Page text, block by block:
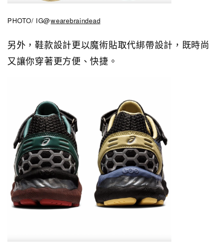
PHOTO/ IG@wearebraindead
另外，鞋款設計更以魔術貼取代綁帶設計，既時尚
又讓你穿著更方便、快捷。